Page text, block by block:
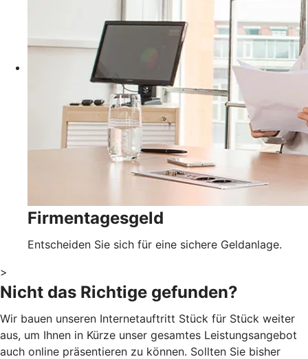
Firmentagesgeld
Entscheiden Sie sich für eine sichere Geldanlage.
>
Nicht das Richtige gefunden?
Wir bauen unseren Internetauftritt Stück für Stück weiter
aus, um Ihnen in Kürze unser gesamtes Leistungsangebot
auch online präsentieren zu können. Sollten Sie bisher